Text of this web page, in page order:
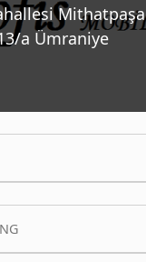
Mithatpaşa
a Ümraniye